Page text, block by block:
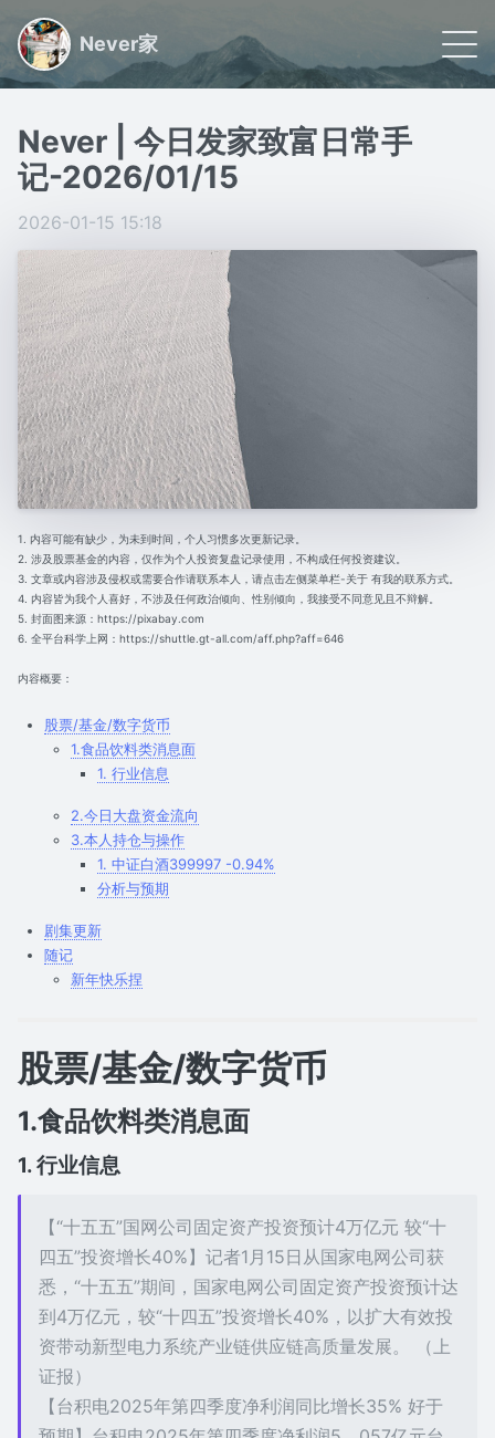
Never家
📝 文章
🏷 分类
🙋🏻 关于
日常小事记录,联系我请看关于
Powered byGridea|RSS
Never | 今日发家致富日常手
记-2026/01/15
2026-01-15 15:18
1. 内容可能有缺少，为未到时间，个人习惯多次更新记录。
2. 涉及股票基金的内容，仅作为个人投资复盘记录使用，不构成任何投资建议。
3. 文章或内容涉及侵权或需要合作请联系本人，请点击左侧菜单栏-关于 有我的联系方式。
4. 内容皆为我个人喜好，不涉及任何政治倾向、性别倾向，我接受不同意见且不辩解。
5. 封面图来源：https://pixabay.com
6. 全平台科学上网：https://shuttle.gt-all.com/aff.php?aff=646
内容概要：
股票/基金/数字货币
1.食品饮料类消息面
1. 行业信息
2.今日大盘资金流向
3.本人持仓与操作
1. 中证白酒399997 -0.94%
分析与预期
剧集更新
随记
新年快乐捏
股票/基金/数字货币
1.食品饮料类消息面
1. 行业信息
【“十五五”国网公司固定资产投资预计4万亿元 较“十
四五”投资增长40%】记者1月15日从国家电网公司获
悉，“十五五”期间，国家电网公司固定资产投资预计达
到4万亿元，较“十四五”投资增长40%，以扩大有效投
资带动新型电力系统产业链供应链高质量发展。 （上
证报）
【台积电2025年第四季度净利润同比增长35% 好于